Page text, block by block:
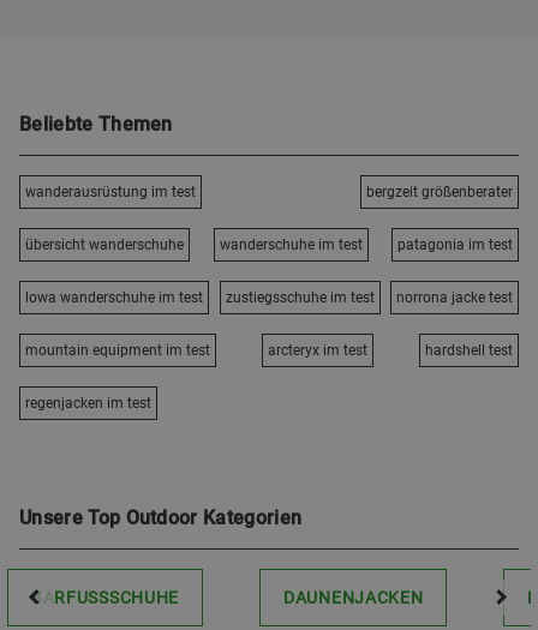
Beliebte Themen
wanderausrüstung im test bergzeit größenberater
übersicht wanderschuhe wanderschuhe im test patagonia im test
lowa wanderschuhe im test zustiegsschuhe im test norrona jacke test
mountain equipment im test arcteryx im test hardshell test
regenjacken im test
Unsere Top Outdoor Kategorien
BARFUSSSCHUHE DAUNENJACKEN